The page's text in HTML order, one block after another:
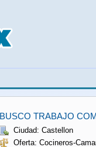
BUSCO TRABAJO
Ciudad: Castellon
Oferta: Cocineros-